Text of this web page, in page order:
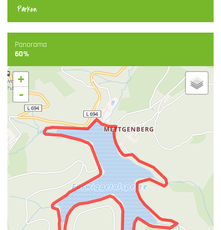
Parken
Panorama
60%
+
-